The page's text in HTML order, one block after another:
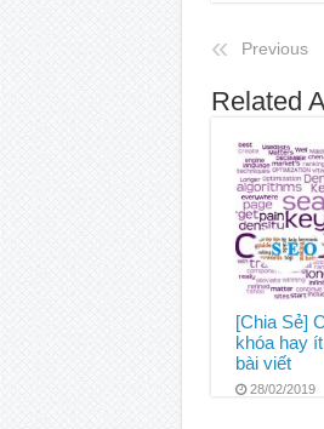
Previous
Related
[Chia Sẻ]
khóa hay
bài viết
28/02/2019